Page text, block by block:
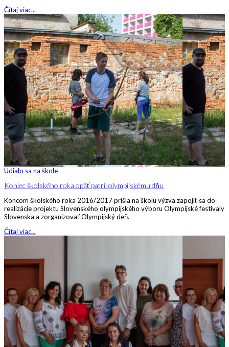
Čítaj viac...
Udialo sa na škole
Koniec školského roka opäť patril olympijskému dňu
Koncom školského roka 2016/2017 prišla na školu výzva zapojiť sa do
realizácie projektu Slovenského olympijského výboru Olympijské festivaly
Slovenska a zorganizovať Olympijský deň.
Čítaj viac...